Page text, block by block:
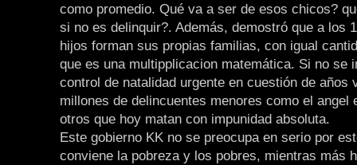
como promedio. Qué va a ser de esos chicos?
si no es delinquir?. Además, demostró que a los
hijos forman sus propias familias, con igual
que es una multipplicacion matemática. Si no se
control de natalidad urgente en cuestión de años
millones de delincuentes menores como el angel
otros que hoy matan con impunidad absoluta.
Este gobierno KK no se preocupa en serio por
conviene la pobreza y los pobres, mientras más